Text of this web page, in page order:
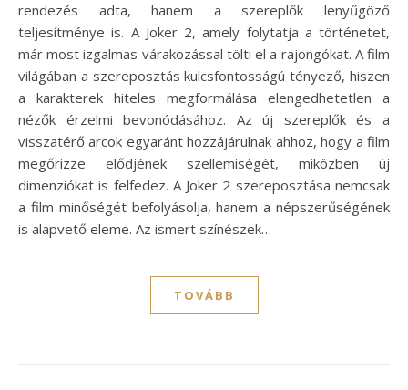
rendezés adta, hanem a szereplők lenyűgöző
teljesítménye is. A Joker 2, amely folytatja a történetet,
már most izgalmas várakozással tölti el a rajongókat. A film
világában a szereposztás kulcsfontosságú tényező, hiszen
a karakterek hiteles megformálása elengedhetetlen a
nézők érzelmi bevonódásához. Az új szereplők és a
visszatérő arcok egyaránt hozzájárulnak ahhoz, hogy a film
megőrizze elődjének szellemiségét, miközben új
dimenziókat is felfedez. A Joker 2 szereposztása nemcsak
a film minőségét befolyásolja, hanem a népszerűségének
is alapvető eleme. Az ismert színészek…
TOVÁBB